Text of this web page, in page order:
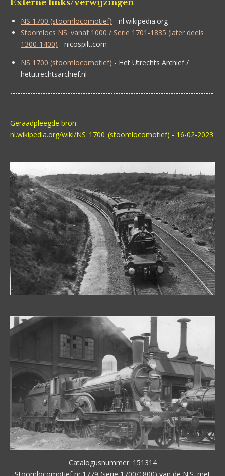
Externe links/verwijzingen
NS 1700 (stoomlocomotief) - nl.wikipedia.org
Stoomlocs NS: vanaf 1000 / Serie 1701-1835 (later deels
1300-1400) - nicospilt.com
NS 1700 (stoomlocomotief) - Het Utrechts Archief /
hetutrechtsarchief.nl
---------------------------------------------------------------------------------
-----------------------------------------------------
Geraadpleegde bron:
nl.wikipedia.org/wiki/NS_1700_(stoomlocomotief) - 16-02-2023
Catalogusnummer: 151314